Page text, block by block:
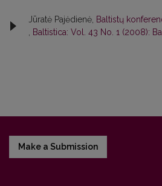
Jūratė Pajėdienė, Baltistų
Baltistica: Vol. 43 No. 1 (2008):
Make a Submission